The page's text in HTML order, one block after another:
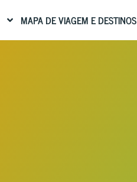
MAPA DE VIAGEM E DESTINOS